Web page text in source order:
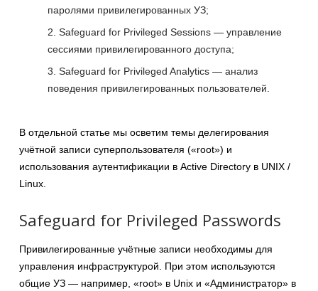
паролями привилегированных УЗ;
Safeguard for Privileged Sessions — управление
сессиями привилегированного доступа;
Safeguard for Privileged Analytics — анализ
поведения привилегированных пользователей.
В отдельной статье мы осветим темы делегирования
учётной записи суперпользователя («root») и
использования аутентификации в Active Directory в UNIX /
Linux.
Safeguard for Privileged Passwords
Привилегированные учётные записи необходимы для
управления инфраструктурой. При этом используются
общие УЗ — например, «root» в Unix и «Администратор» в